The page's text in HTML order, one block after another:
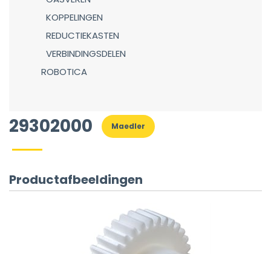
KOPPELINGEN
REDUCTIEKASTEN
VERBINDINGSDELEN
ROBOTICA
29302000 Maedler
Productafbeeldingen